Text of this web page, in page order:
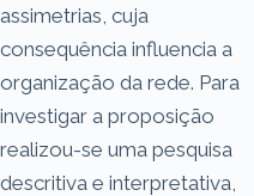
assimetrias, cuja
consequência influencia a
organização da rede. Para
investigar a proposição
realizou-se uma pesquisa
descritiva e interpretativa,